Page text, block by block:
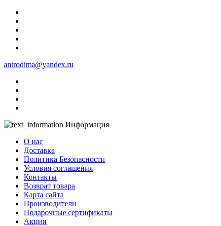
antrodima@yandex.ru
Информация
О нас
Доставка
Политика Безопасности
Условия соглашения
Контакты
Возврат товара
Карта сайта
Производители
Подарочные сертификаты
Акции